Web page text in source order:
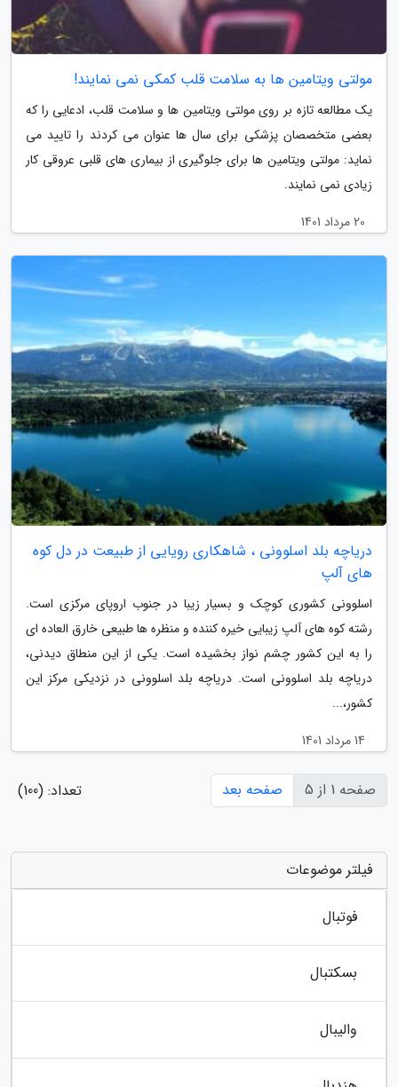
مولتی ویتامین ها به سلامت قلب کمکی نمی نمایند!
یک مطالعه تازه بر روی مولتی ویتامین ها و سلامت قلب، ادعایی را که
بعضی متخصصان پزشکی برای سال ها عنوان می کردند را تایید می
نماید: مولتی ویتامین ها برای جلوگیری از بیماری های قلبی عروقی کار
زیادی نمی نمایند.
20 مرداد 1401
دریاچه بلد اسلوونی ، شاهکاری رویایی از طبیعت در دل کوه
های آلپ
اسلوونی کشوری کوچک و بسیار زیبا در جنوب اروپای مرکزی است.
رشته کوه های آلپ زیبایی خیره کننده و منظره ها طبیعی خارق العاده ای
را به این کشور چشم نواز بخشیده است. یکی از این منطاق دیدنی،
دریاچه بلد اسلوونی است. دریاچه بلد اسلوونی در نزدیکی مرکز این
کشور،...
14 مرداد 1401
صفحه 1 از 5 صفحه بعد تعداد: (100)
فیلتر موضوعات
فوتبال
بسکتبال
والیبال